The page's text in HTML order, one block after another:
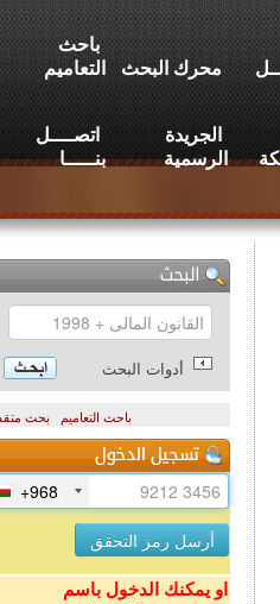
محرك البحث
باحث
التعاميم
الجريدة
الرسمية
اتصــــل
بنـــــا
أدوات البحث
باحث التعاميم بحث متقدم
+968
او يمكنك الدخول باسم